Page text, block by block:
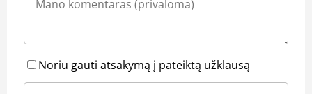
Noriu gauti atsakymą į pateiktą užklausą